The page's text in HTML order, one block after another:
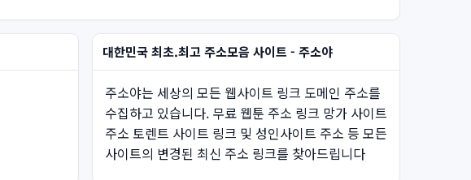
대한민국 최초.최고 주소모음 사이트 - 주소야
주소야는 세상의 모든 웹사이트 링크 도메인 주소를
수집하고 있습니다. 무료 웹툰 주소 링크 망가 사이트
주소 토렌트 사이트 링크 및 성인사이트 주소 등 모든
사이트의 변경된 최신 주소 링크를 찾아드립니다